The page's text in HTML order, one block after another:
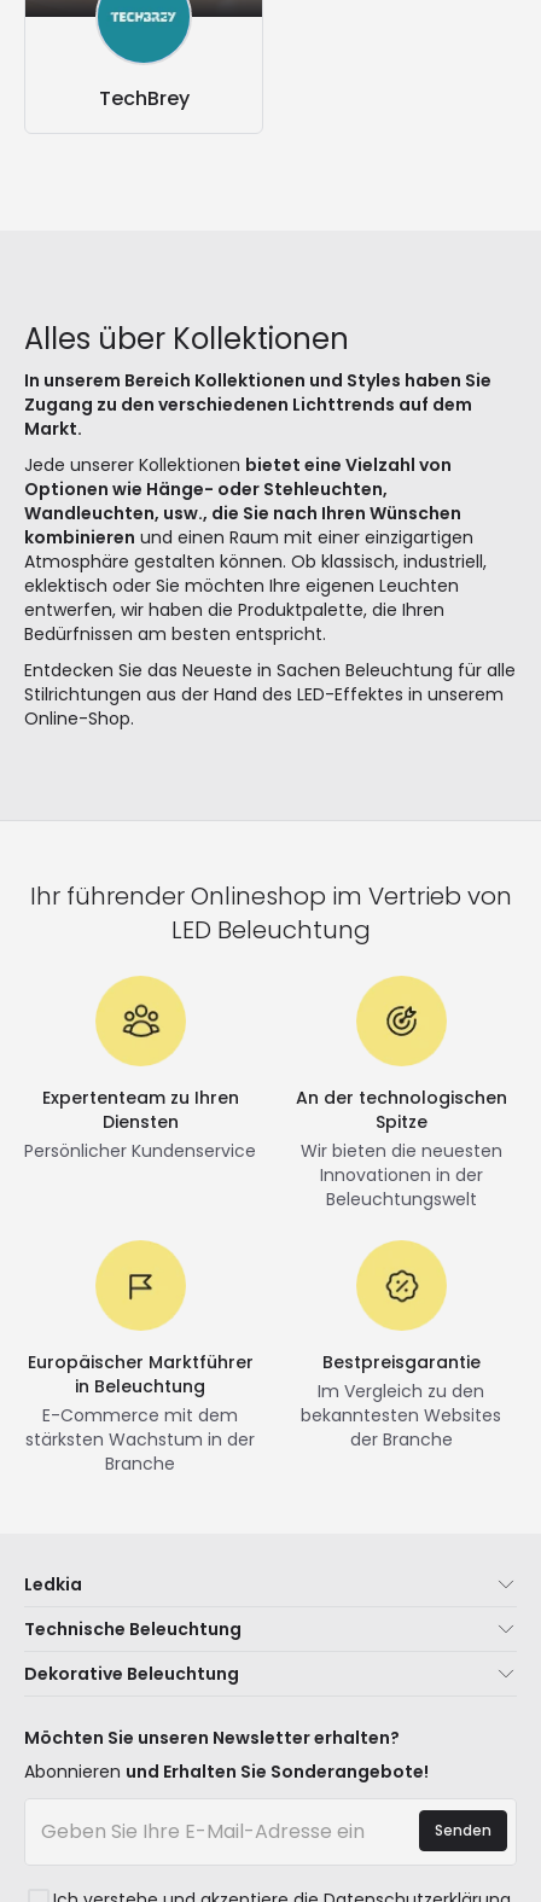
TechBrey
Alles über Kollektionen
In unserem Bereich Kollektionen und Styles haben Sie
Zugang zu den verschiedenen Lichttrends auf dem
Markt.
Jede unserer Kollektionen bietet eine Vielzahl von
Optionen wie Hänge- oder Stehleuchten,
Wandleuchten, usw., die Sie nach Ihren Wünschen
kombinieren und einen Raum mit einer einzigartigen
Atmosphäre gestalten können. Ob klassisch, industriell,
eklektisch oder Sie möchten Ihre eigenen Leuchten
entwerfen, wir haben die Produktpalette, die Ihren
Bedürfnissen am besten entspricht.
Entdecken Sie das Neueste in Sachen Beleuchtung für alle
Stilrichtungen aus der Hand des LED-Effektes in unserem
Online-Shop.
Ihr führender Onlineshop im Vertrieb von
LED Beleuchtung
Expertenteam zu Ihren
Diensten
Persönlicher Kundenservice
An der technologischen
Spitze
Wir bieten die neuesten
Innovationen in der
Beleuchtungswelt
Europäischer Marktführer
in Beleuchtung
E-Commerce mit dem
stärksten Wachstum in der
Branche
Bestpreisgarantie
Im Vergleich zu den
bekanntesten Websites
der Branche
Ledkia
Kundenservice
Versandmethoden
Sind Sie ein Profi?
Häufig gestellte Fragen (FAQ)
Technische Beleuchtung
Marken
Beleuchtung für Unternehmen
Ausverkauf OutLED
Dekorative Beleuchtung
Trends
Premium-Dekor-Marken
Neue Dekorationen
Räume
Stile
Möchten Sie unseren Newsletter erhalten?
Abonnieren und Erhalten Sie Sonderangebote!
Senden